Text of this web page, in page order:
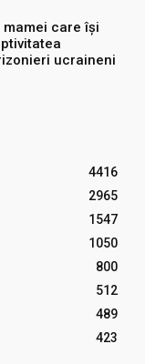
care își
ucraineni
4416
2965
1547
1050
800
512
489
423